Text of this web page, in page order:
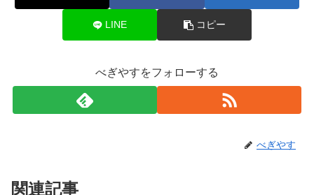
LINE コピー
べぎやすをフォローする
べぎやす
関連記事